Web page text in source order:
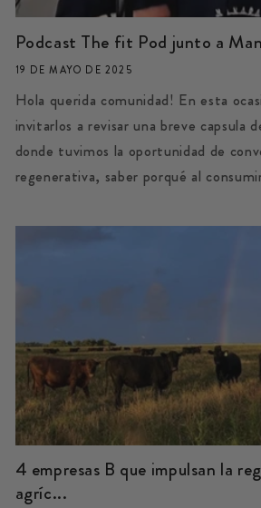
Podcast The fit Pod junto a
19 DE MAYO DE 2025
Hola querida comunidad! En esta
invitarlos a revisar una breve capsula
donde tuvimos la oportunidad de
regenerativa, saber porqué al
4 empresas B que impulsan la
agríc...